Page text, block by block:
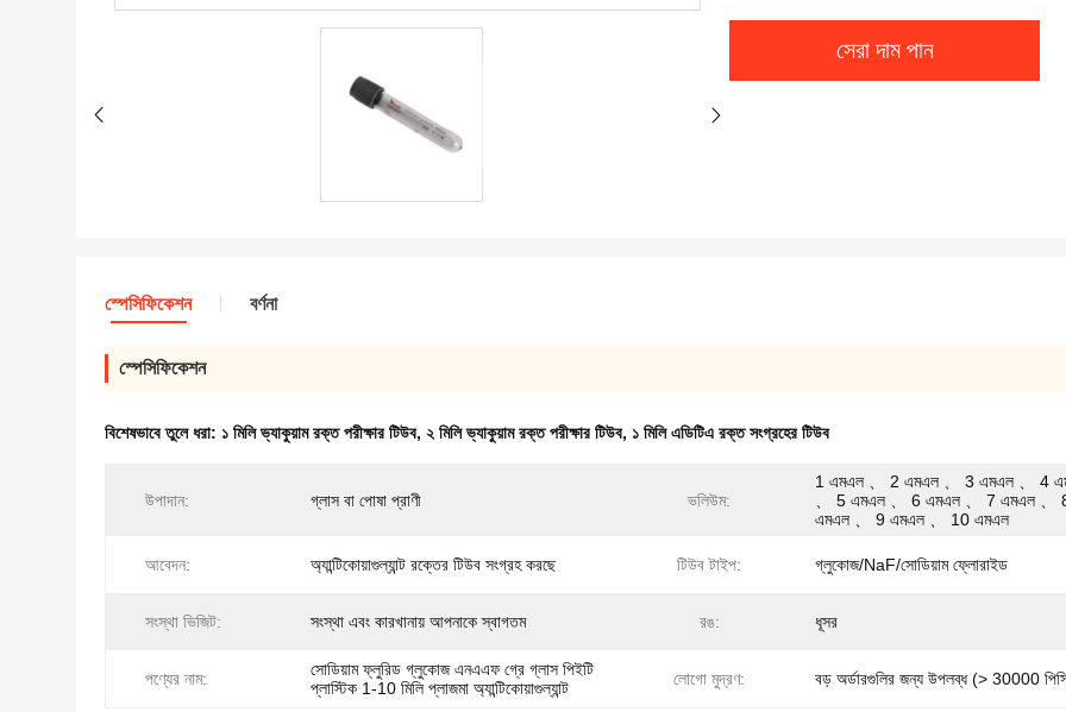
সেরা দাম পান
স্পেসিফিকেশন বর্ণনা
স্পেসিফিকেশন
বিশেষভাবে তুলে ধরা: ১ মিলি ভ্যাকুয়াম রক্ত পরীক্ষার টিউব, ২ মিলি ভ্যাকুয়াম রক্ত পরীক্ষার টিউব, ১ মিলি এডিটিএ রক্ত সংগ্রহের টিউব
উপাদান: গ্লাস বা পোষা প্রাণী ভলিউম:
1 এমএল 、 2 এমএল 、 3 এমএল 、 4
、 5 এমএল 、 6 এমএল 、 7 এমএল 、
এমএল 、 9 এমএল 、 10 এমএল
আবেদন: অ্যান্টিকোয়াগুল্যান্ট রক্তের টিউব সংগ্রহ করছে টিউব টাইপ: গ্লুকোজ/NaF/সোডিয়াম ফ্লোরাইড
সংস্থা ভিজিট: সংস্থা এবং কারখানায় আপনাকে স্বাগতম রঙ: ধূসর
পণ্যের নাম:
সোডিয়াম ফ্লুরিড গ্লুকোজ এনএএফ গ্রে গ্লাস পিইটি
প্লাস্টিক 1-10 মিলি প্লাজমা অ্যান্টিকোয়াগুল্যান্ট
লোগো মুদ্রণ: বড় অর্ডারগুলির জন্য উপলব্ধ (> 30000